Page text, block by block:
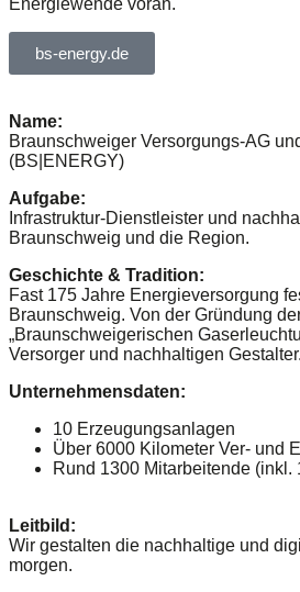
Energiewende voran.
bs-energy.de
Name:
Braunschweiger Versorgungs-AG
(BS|ENERGY)
Aufgabe:
Infrastruktur-Dienstleister und
Braunschweig und die Region.
Geschichte & Tradition:
Fast 175 Jahre Energieversorgung
Braunschweig. Von der Gründung
„Braunschweigerischen
Versorger und nachhaltigen Gestalter.
Unternehmensdaten:
10 Erzeugungsanlagen
Über 6000 Kilometer Ver- und
Rund 1300 Mitarbeitende (inkl.
Leitbild:
Wir gestalten die nachhaltige und
morgen.